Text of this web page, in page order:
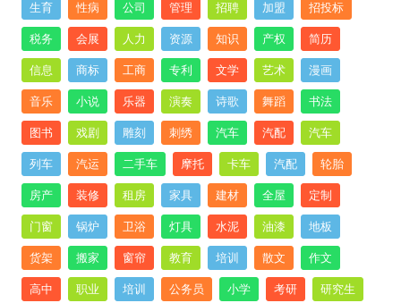
生育 性病 公司 管理 招聘 加盟 招投标
税务 会展 人力 资源 知识 产权 简历
信息 商标 工商 专利 文学 艺术 漫画
音乐 小说 乐器 演奏 诗歌 舞蹈 书法
图书 戏剧 雕刻 刺绣 汽车 汽配 汽车
列车 汽运 二手车 摩托 卡车 汽配 轮胎
房产 装修 租房 家具 建材 全屋 定制
门窗 锅炉 卫浴 灯具 水泥 油漆 地板
货架 搬家 窗帘 教育 培训 散文 作文
高中 职业 培训 公务员 小学 考研 研究生